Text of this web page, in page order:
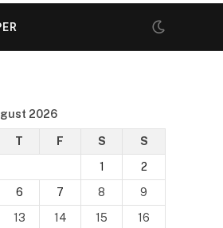
2026
T F S
S
1
2
6 7 8
9
13 14 15
16